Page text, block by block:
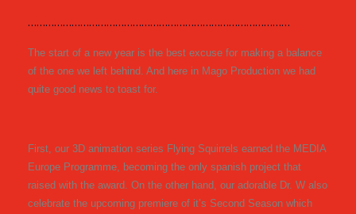
………………………………………………………………………………
The start of a new year is the best excuse for making a balance
of the one we left behind. And here in Mago Production we had
quite good news to toast for.
First, our 3D animation series Flying Squirrels earned the MEDIA
Europe Programme, becoming the only spanish project that
raised with the award. On the other hand, our adorable Dr. W also
celebrate the upcoming premiere of it’s Second Season which